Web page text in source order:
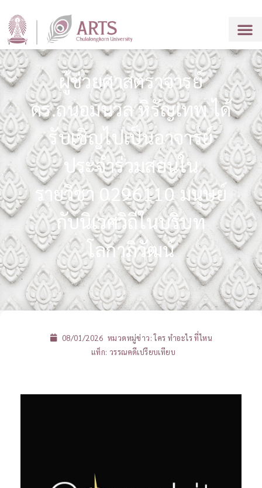
ผู้ช่วยศาสตราจารย์
ดร.ถนอมนวล หิรัญเทพ ได้
รับเชิญไปเป็นอาจารย์
ประจำร่วมสอนใน
รายวิชา 0296110 มนุษย์
กับนิเวศวิถีในบริบท
โลกาภิวัฒน์
08/01/2026 หมวดหมู่ข่าว:ใคร ทำอะไร ที่ไหน
แท็ก: วรรณคดีเปรียบเทียบ